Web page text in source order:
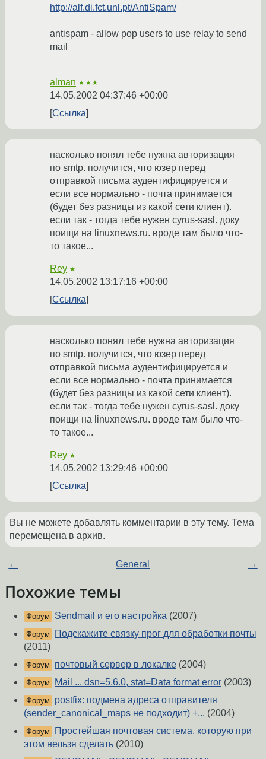
http://alf.di.fct.unl.pt/AntiSpam/
antispam - allow pop users to use relay to send
mail
alman ★★★
14.05.2002 04:37:46 +00:00
Ссылка
насколько понял тебе нужна авторизация
по smtp. получится, что юзер перед
отправкой письма аудентифицируется и
если все нормально - почта принимается
(будет без разницы из какой сети клиент).
если так - тогда тебе нужен cyrus-sasl. доку
поищи на linuxnews.ru. вроде там было что-
то такое...
Rey ★
14.05.2002 13:17:16 +00:00
Ссылка
насколько понял тебе нужна авторизация
по smtp. получится, что юзер перед
отправкой письма аудентифицируется и
если все нормально - почта принимается
(будет без разницы из какой сети клиент).
если так - тогда тебе нужен cyrus-sasl. доку
поищи на linuxnews.ru. вроде там было что-
то такое...
Rey ★
14.05.2002 13:29:46 +00:00
Ссылка
Вы не можете добавлять комментарии в эту тему. Тема
перемещена в архив.
← General →
Похожие темы
Форум Sendmail и его настройка (2007)
Форум
Подскажите связку прог для обработки почты
(2011)
Форум почтовый сервер в локалке (2004)
Форум Mail ... dsn=5.6.0, stat=Data format error (2003)
Форум
postfix: подмена адреса отправителя
(sender_canonical_maps не подходит) +... (2004)
Форум
Простейшая почтовая система, которую при
этом нельзя сделать (2010)